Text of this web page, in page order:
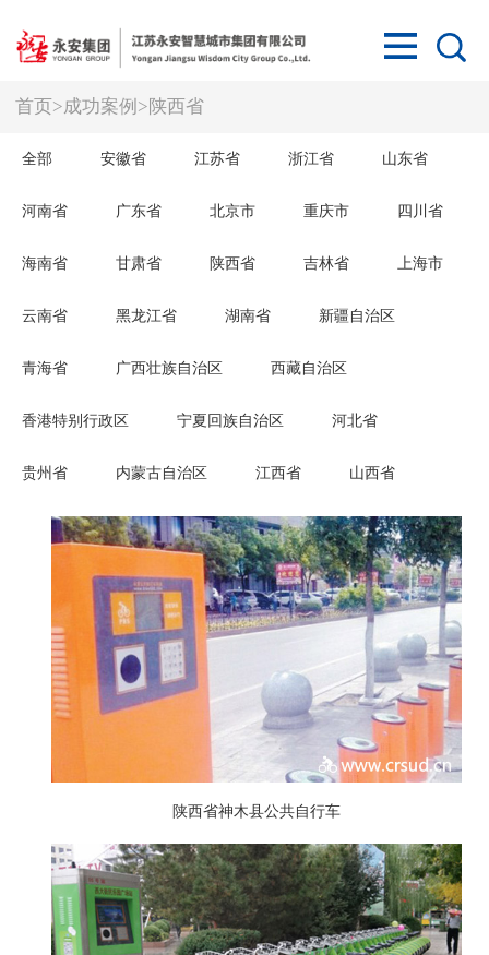
首页>成功案例 >陕西省
全部 安徽省 江苏省 浙江省 山东省
河南省 广东省 北京市 重庆市 四川省
海南省 甘肃省 陕西省 吉林省 上海市
云南省 黑龙江省 湖南省 新疆自治区
青海省 广西壮族自治区 西藏自治区
香港特别行政区 宁夏回族自治区 河北省
贵州省 内蒙古自治区 江西省 山西省
陕西省神木县公共自行车